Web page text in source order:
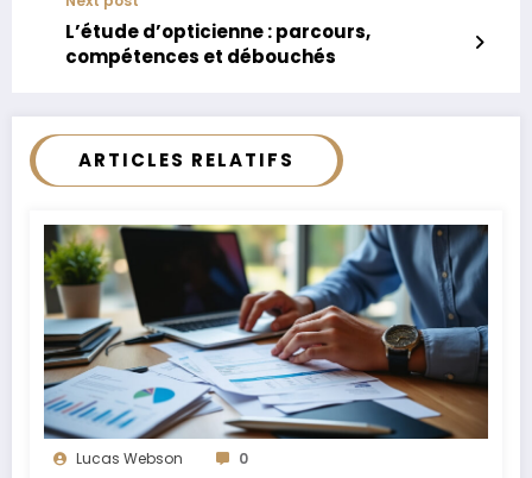
L’étude d’opticienne : parcours,
compétences et débouchés
ARTICLES RELATIFS
Lucas Webson 0